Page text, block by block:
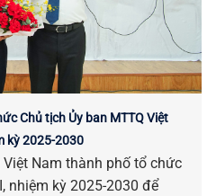
Chủ tịch Ủy ban MTTQ Việt
kỳ 2025-2030
Việt Nam thành phố tổ chức
nhiệm kỳ 2025-2030 để